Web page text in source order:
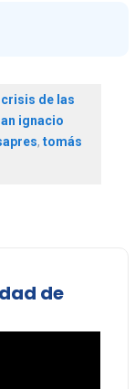
crisis de las
ignacio
, tomás
de